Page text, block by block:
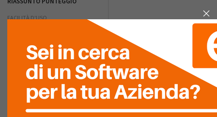
FACILITÀ D'USO
GRAFICA
COMPLETEZZA
FACILITÀ DI
INTEGRAZIONE